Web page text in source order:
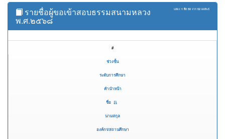
แสดง 1 ถึง 50 จาก 52 ผลลัพธ์
รายชื่อผู้ขอเข้าสอบธรรมสนามหลวง
พ.ศ.๒๕๖๘
#
ช่วงชั้น
ระดับการศึกษา
คำนำหน้า
ชื่อ
นามสกุล
องค์กร/สถานศึกษา